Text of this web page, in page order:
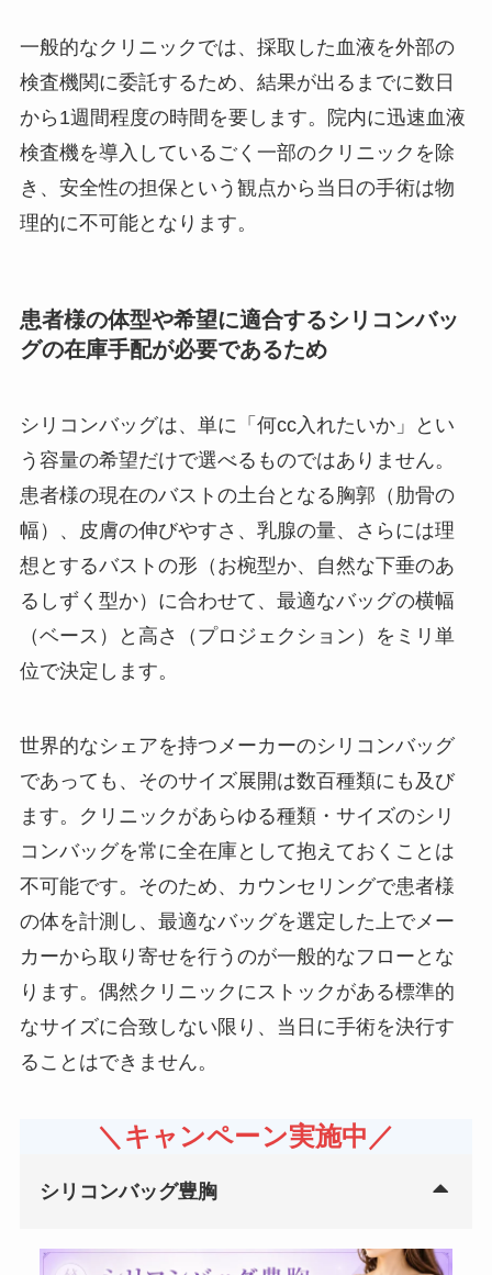
一般的なクリニックでは、採取した血液を外部の
検査機関に委託するため、結果が出るまでに数日
から1週間程度の時間を要します。院内に迅速血液
検査機を導入しているごく一部のクリニックを除
き、安全性の担保という観点から当日の手術は物
理的に不可能となります。
患者様の体型や希望に適合するシリコンバッ
グの在庫手配が必要であるため
シリコンバッグは、単に「何cc入れたいか」とい
う容量の希望だけで選べるものではありません。
患者様の現在のバストの土台となる胸郭（肋骨の
幅）、皮膚の伸びやすさ、乳腺の量、さらには理
想とするバストの形（お椀型か、自然な下垂のあ
るしずく型か）に合わせて、最適なバッグの横幅
（ベース）と高さ（プロジェクション）をミリ単
位で決定します。
世界的なシェアを持つメーカーのシリコンバッグ
であっても、そのサイズ展開は数百種類にも及び
ます。クリニックがあらゆる種類・サイズのシリ
コンバッグを常に全在庫として抱えておくことは
不可能です。そのため、カウンセリングで患者様
の体を計測し、最適なバッグを選定した上でメー
カーから取り寄せを行うのが一般的なフローとな
ります。偶然クリニックにストックがある標準的
なサイズに合致しない限り、当日に手術を決行す
ることはできません。
＼キャンペーン実施中／
シリコンバッグ豊胸